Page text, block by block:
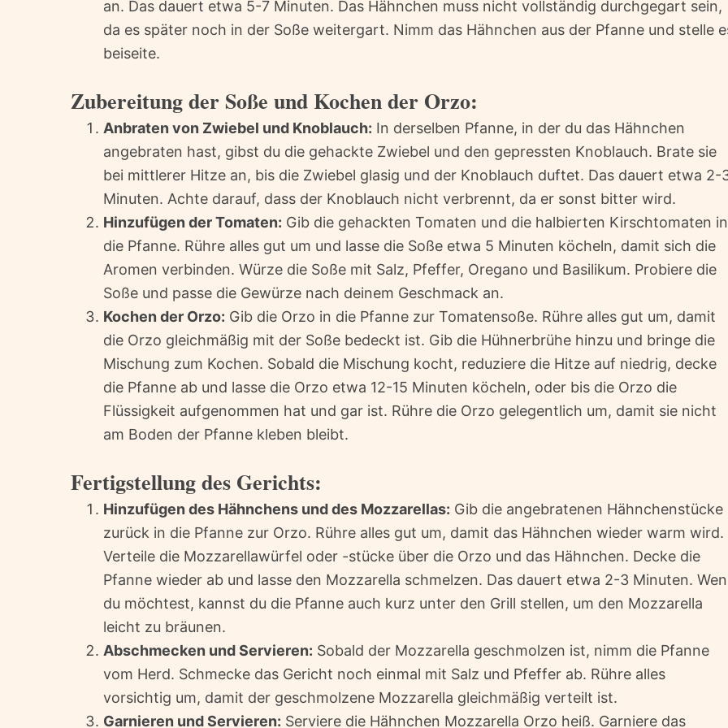
an. Das dauert etwa 5-7 Minuten. Das Hähnchen muss nicht vollständig durchgegart sein,
da es später noch in der Soße weitergart. Nimm das Hähnchen aus der Pfanne und stelle
beiseite.
Zubereitung der Soße und Kochen der Orzo:
Anbraten von Zwiebel und Knoblauch: In derselben Pfanne, in der du das Hähnchen
angebraten hast, gibst du die gehackte Zwiebel und den gepressten Knoblauch. Brate sie
bei mittlerer Hitze an, bis die Zwiebel glasig und der Knoblauch duftet. Das dauert etwa 2-
Minuten. Achte darauf, dass der Knoblauch nicht verbrennt, da er sonst bitter wird.
Hinzufügen der Tomaten: Gib die gehackten Tomaten und die halbierten Kirschtomaten in
die Pfanne. Rühre alles gut um und lasse die Soße etwa 5 Minuten köcheln, damit sich die
Aromen verbinden. Würze die Soße mit Salz, Pfeffer, Oregano und Basilikum. Probiere die
Soße und passe die Gewürze nach deinem Geschmack an.
Kochen der Orzo: Gib die Orzo in die Pfanne zur Tomatensoße. Rühre alles gut um, damit
die Orzo gleichmäßig mit der Soße bedeckt ist. Gib die Hühnerbrühe hinzu und bringe die
Mischung zum Kochen. Sobald die Mischung kocht, reduziere die Hitze auf niedrig, decke
die Pfanne ab und lasse die Orzo etwa 12-15 Minuten köcheln, oder bis die Orzo die
Flüssigkeit aufgenommen hat und gar ist. Rühre die Orzo gelegentlich um, damit sie nicht
am Boden der Pfanne kleben bleibt.
Fertigstellung des Gerichts:
Hinzufügen des Hähnchens und des Mozzarellas: Gib die angebratenen Hähnchenstücke
zurück in die Pfanne zur Orzo. Rühre alles gut um, damit das Hähnchen wieder warm wird.
Verteile die Mozzarellawürfel oder -stücke über die Orzo und das Hähnchen. Decke die
Pfanne wieder ab und lasse den Mozzarella schmelzen. Das dauert etwa 2-3 Minuten.
du möchtest, kannst du die Pfanne auch kurz unter den Grill stellen, um den Mozzarella
leicht zu bräunen.
Abschmecken und Servieren: Sobald der Mozzarella geschmolzen ist, nimm die Pfanne
vom Herd. Schmecke das Gericht noch einmal mit Salz und Pfeffer ab. Rühre alles
vorsichtig um, damit der geschmolzene Mozzarella gleichmäßig verteilt ist.
Garnieren und Servieren: Serviere die Hähnchen Mozzarella Orzo heiß. Garniere das